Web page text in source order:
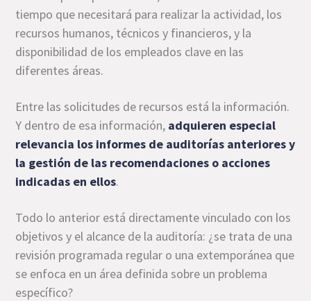
tiempo que necesitará para realizar la actividad, los
recursos humanos, técnicos y financieros, y la
disponibilidad de los empleados clave en las
diferentes áreas.
Entre las solicitudes de recursos está la información.
Y dentro de esa información, adquieren especial
relevancia los informes de auditorías anteriores y
la gestión de las recomendaciones o acciones
indicadas en ellos.
Todo lo anterior está directamente vinculado con los
objetivos y el alcance de la auditoría: ¿se trata de una
revisión programada regular o una extemporánea que
se enfoca en un área definida sobre un problema
específico?